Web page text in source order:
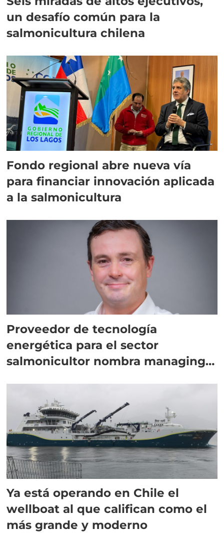
un desafío común para la
salmonicultura chilena
Fondo regional abre nueva vía
para financiar innovación aplicada
a la salmonicultura
Proveedor de tecnología
energética para el sector
salmonicultor nombra managing
Ya está operando en Chile el
wellboat al que califican como el
más grande y moderno